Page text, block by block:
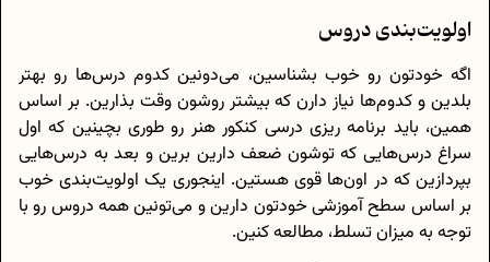
اولویت‌بندی دروس
اگه خودتون رو خوب بشناسین، می‌دونین کدوم درس‌ها رو بهتر
بلدین و کدوم‌ها نیاز دارن که بیشتر روشون وقت بذارین. بر اساس
همین، باید برنامه ریزی درسی کنکور هنر رو طوری بچینین که اول
سراغ درس‌هایی که توشون ضعف دارین برین و بعد به درس‌هایی
بپردازین که در اون‌ها قوی هستین. اینجوری یک اولویت‌بندی خوب
بر اساس سطح آموزشی خودتون دارین و می‌تونین همه دروس رو با
توجه به میزان تسلط، مطالعه کنین.